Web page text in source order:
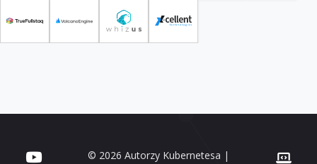
© 2026 Autorzy Kubernetesa |